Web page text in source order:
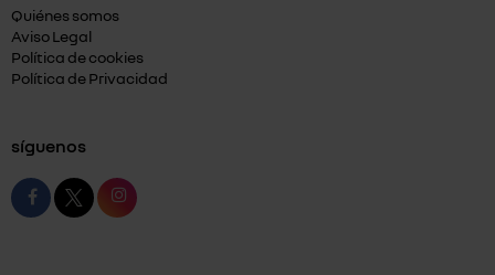
Quiénes somos
Aviso Legal
Política de cookies
Política de Privacidad
síguenos